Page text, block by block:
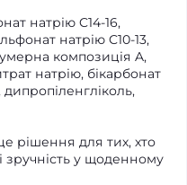
натрію C14-16,
натрію C10-13,
композиція A,
натрію, бікарбонат
рішення для тих, хто
зручність у щоденному